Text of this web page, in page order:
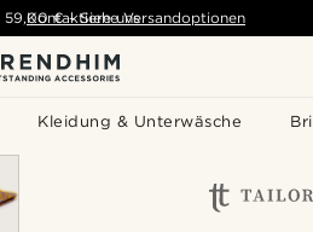
Kleidung & Unterwäsche
59,00 € - Siehe Versandoptionen
Kontaktiere uns